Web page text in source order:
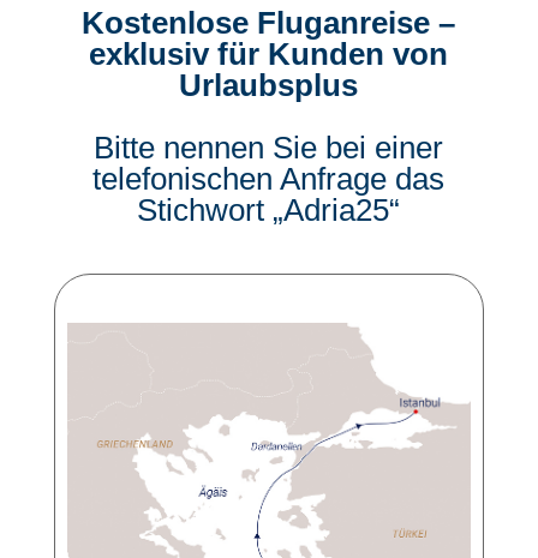
Kostenlose Fluganreise –
exklusiv für Kunden von
Urlaubsplus
Bitte nennen Sie bei einer
telefonischen Anfrage das
Stichwort „Adria25“